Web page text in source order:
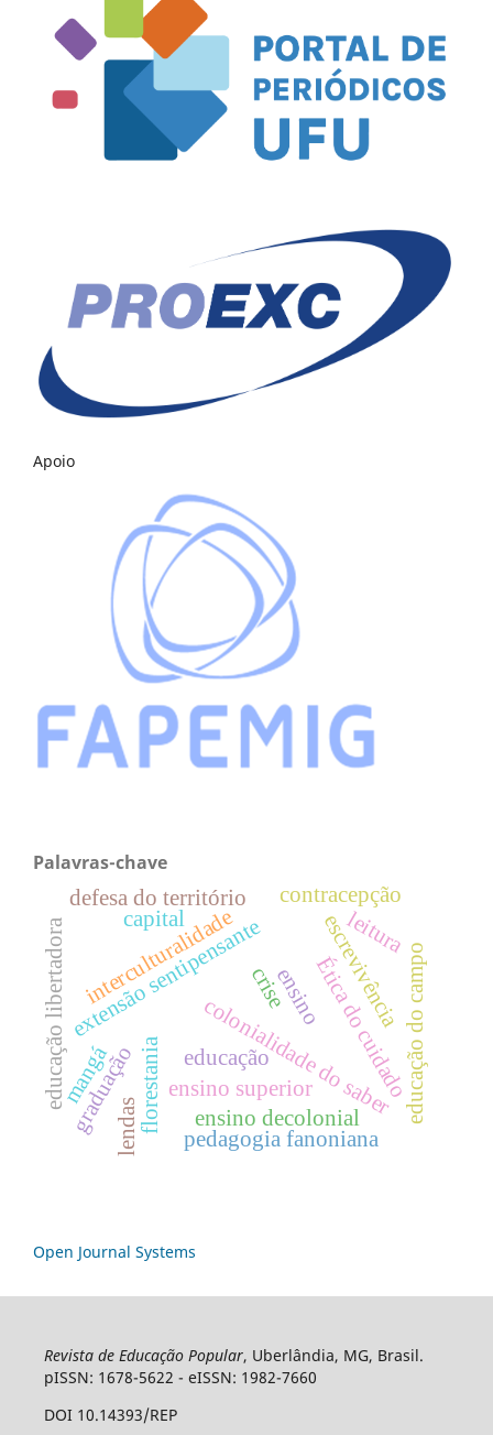
Apoio
Palavras-chave
extensão sentipensante
colonialidade do saber
educação libertadora florestania Ética do cuidadoeducação do campo
interculturalidade
ensino superior
defesa do território
crise
capital
ensino decolonial
ensino
graduação
escrevivência
educação
mangá
leitura
pedagogia fanoniana
lendas
contracepção
Open Journal Systems
Revista de Educação Popular, Uberlândia, MG, Brasil.
pISSN: 1678-5622 - eISSN: 1982-7660
DOI 10.14393/REP